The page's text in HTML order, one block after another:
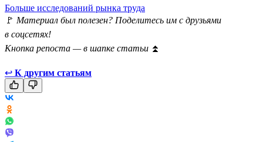
Больше исследований рынка труда
🚩 Материал был полезен? Поделитесь им с друзьями
в соцсетях!
Кнопка репоста — в шапке статьи ⏫
↩ К другим статьям